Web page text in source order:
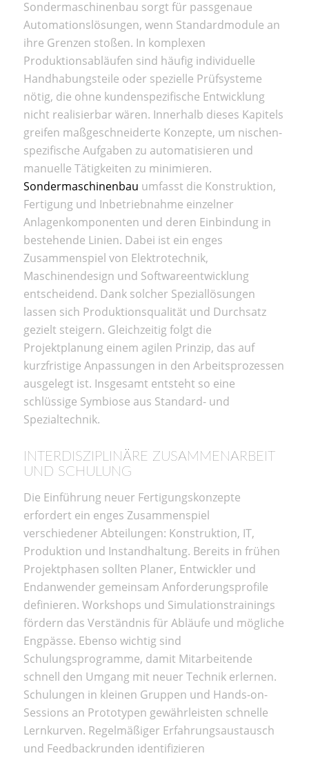
Sondermaschinenbau sorgt für passgenaue
Automationslösungen, wenn Standardmodule an
ihre Grenzen stoßen. In komplexen
Produktionsabläufen sind häufig individuelle
Handhabungsteile oder spezielle Prüfsysteme
nötig, die ohne kundenspezifische Entwicklung
nicht realisierbar wären. Innerhalb dieses Kapitels
greifen maßgeschneiderte Konzepte, um nischen­
spezifische Aufgaben zu automatisieren und
manuelle Tätigkeiten zu minimieren.
Sondermaschinenbau umfasst die Konstruktion,
Fertigung und Inbetriebnahme einzelner
Anlagenkomponenten und deren Einbindung in
bestehende Linien. Dabei ist ein enges
Zusammenspiel von Elektrotechnik,
Maschinendesign und Softwareentwicklung
entscheidend. Dank solcher Speziallösungen
lassen sich Produktionsqualität und Durchsatz
gezielt steigern. Gleichzeitig folgt die
Projektplanung einem agilen Prinzip, das auf
kurzfristige Anpassungen in den Arbeitsprozessen
ausgelegt ist. Insgesamt entsteht so eine
schlüssige Symbiose aus Standard- und
Spezialtechnik.
INTERDISZIPLINÄRE ZUSAMMENARBEIT
UND SCHULUNG
Die Einführung neuer Fertigungskonzepte
erfordert ein enges Zusammenspiel
verschiedener Abteilungen: Konstruktion, IT,
Produktion und Instandhaltung. Bereits in frühen
Projektphasen sollten Planer, Entwickler und
Endanwender gemeinsam Anforderungsprofile
definieren. Workshops und Simulationstrainings
fördern das Verständnis für Abläufe und mögliche
Engpässe. Ebenso wichtig sind
Schulungsprogramme, damit Mitarbeitende
schnell den Umgang mit neuer Technik erlernen.
Schulungen in kleinen Gruppen und Hands-on-
Sessions an Prototypen gewährleisten schnelle
Lernkurven. Regelmäßiger Erfahrungsaustausch
und Feedbackrunden identifizieren